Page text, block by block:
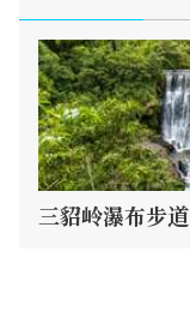
三貂岭瀑布步道